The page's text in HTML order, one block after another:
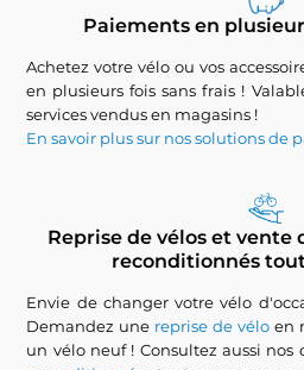
Paiements en
Achetez votre vélo ou vos
en plusieurs fois sans frais !
services vendus en magasins !
En savoir plus sur nos solutions de
Reprise de vélos et vente
reconditionnés
Envie de changer votre vélo
Demandez une reprise de vélo en
un vélo neuf ! Consultez aussi nos